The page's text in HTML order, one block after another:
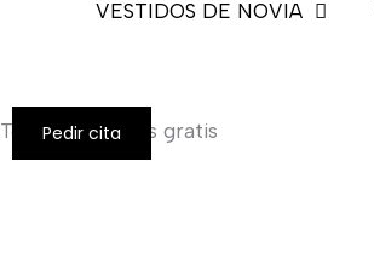
VESTIDOS DE NOVIA
Pedir cita
Todos los envíos gratis